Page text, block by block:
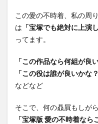
この愛の不時着、私の周
は 「宝塚でも絶対に上演
ってます。
「この作品なら何組が良
「この役は誰が良いかな？
などなど
そこで、何の贔屓もしが
「宝塚版 愛の不時着な